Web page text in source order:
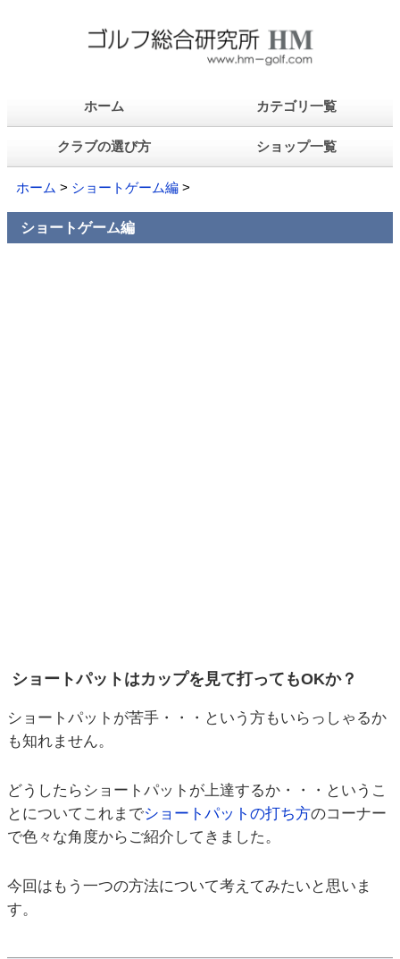
ホーム カテゴリ一覧
クラブの選び方 ショップ一覧
ホーム > ショートゲーム編 >
ショートゲーム編
ショートパットはカップを見て打ってもOKか？
ショートパットが苦手・・・という方もいらっしゃるか
も知れません。
どうしたらショートパットが上達するか・・・というこ
とについてこれまでショートパットの打ち方のコーナー
で色々な角度からご紹介してきました。
今回はもう一つの方法について考えてみたいと思いま
す。